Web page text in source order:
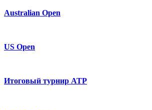
Australian Open
US Open
Итоговый турнир ATP